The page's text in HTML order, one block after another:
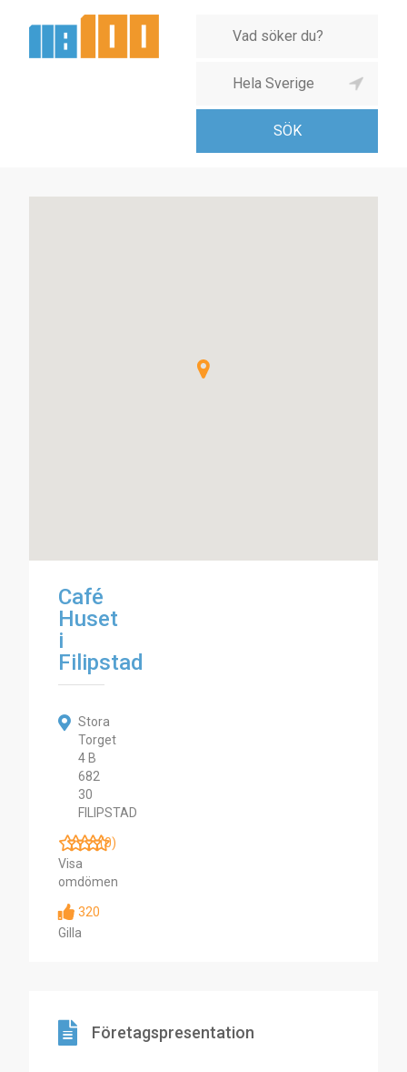
Café
Huset
i
Filipstad
Stora
Torget
4 B
682
30
FILIPSTAD
(0)
Visa
omdömen
320
Gilla
Företagspresentation